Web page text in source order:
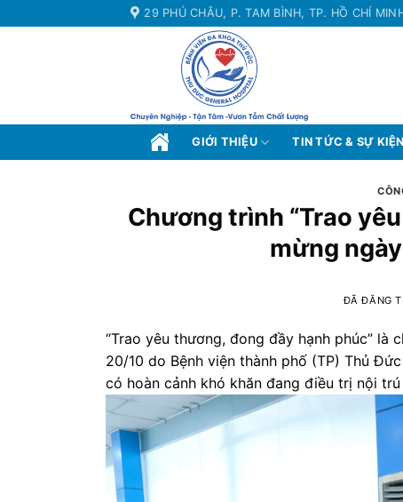
đến
29 PHÚ CHÂU, P. TAM BÌNH, TP. HỒ CHÍ
GIỚI THIỆU TIN TỨC & SỰ KIỆN
Chương trình “Trao
mừng
ĐÃ ĐĂNG
“Trao yêu thương, đong đầy hạnh phúc” là
20/10 do Bệnh viện thành phố (TP) Thủ
có hoàn cảnh khó khăn đang điều trị nội